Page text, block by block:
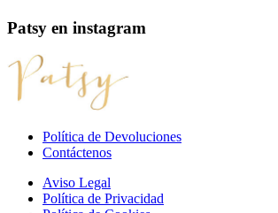
Patsy en instagram
Política de Devoluciones
Contáctenos
Aviso Legal
Política de Privacidad